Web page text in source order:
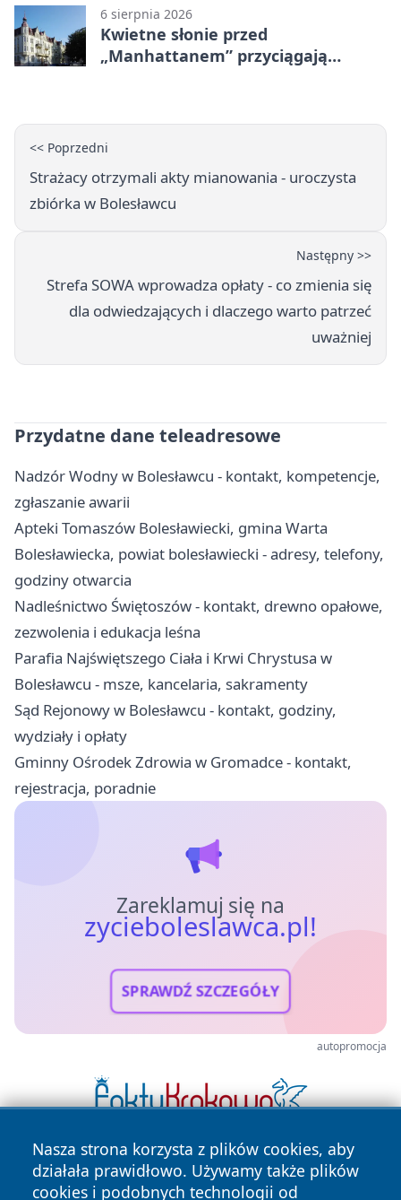
6 sierpnia 2026
Kwietne słonie przed
„Manhattanem” przyciągają
<< Poprzedni
Strażacy otrzymali akty mianowania - uroczysta
zbiórka w Bolesławcu
Następny >>
Strefa SOWA wprowadza opłaty - co zmienia się
dla odwiedzających i dlaczego warto patrzeć
uważniej
Przydatne dane teleadresowe
Nadzór Wodny w Bolesławcu - kontakt, kompetencje,
zgłaszanie awarii
Apteki Tomaszów Bolesławiecki, gmina Warta
Bolesławiecka, powiat bolesławiecki - adresy, telefony,
godziny otwarcia
Nadleśnictwo Świętoszów - kontakt, drewno opałowe,
zezwolenia i edukacja leśna
Parafia Najświętszego Ciała i Krwi Chrystusa w
Bolesławcu - msze, kancelaria, sakramenty
Sąd Rejonowy w Bolesławcu - kontakt, godziny,
wydziały i opłaty
Gminny Ośrodek Zdrowia w Gromadce - kontakt,
rejestracja, poradnie
Zareklamuj się na
zycieboleslawca.pl!
SPRAWDŹ SZCZEGÓŁY
autopromocja
Nasza strona korzysta z plików cookies, aby
działała prawidłowo. Używamy także plików
cookies i podobnych technologii od